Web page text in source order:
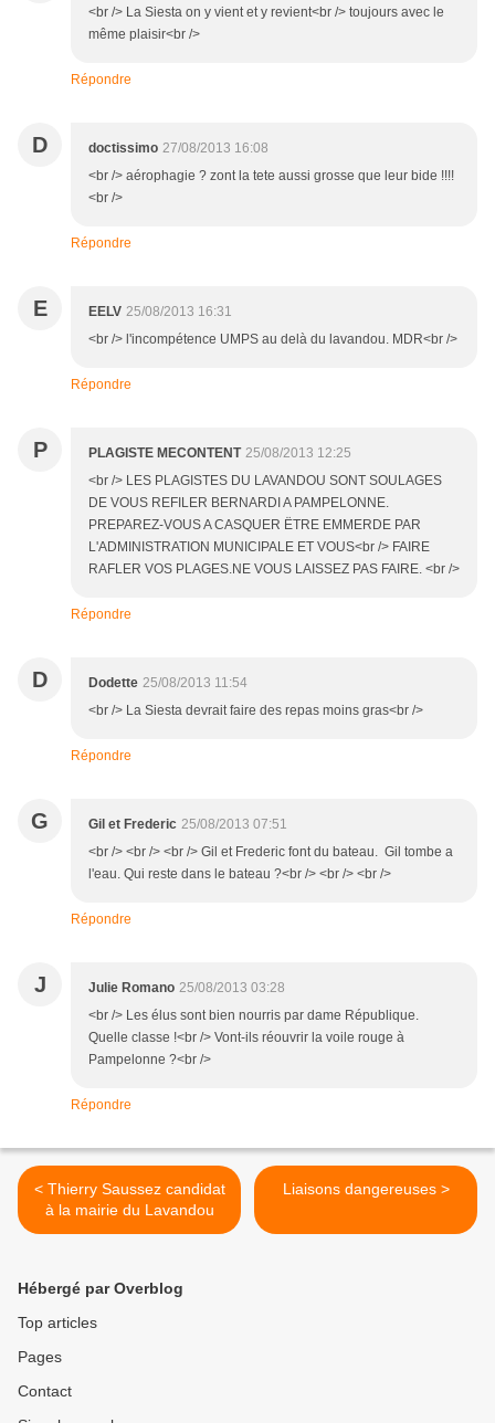
<br /> La Siesta on y vient et y revient<br /> toujours avec le
même plaisir<br />
Répondre
D doctissimo 27/08/2013 16:08
<br /> aérophagie ? zont la tete aussi grosse que leur bide !!!!
<br />
Répondre
E EELV 25/08/2013 16:31
<br /> l'incompétence UMPS au delà du lavandou. MDR<br />
Répondre
P PLAGISTE MECONTENT 25/08/2013 12:25
<br /> LES PLAGISTES DU LAVANDOU SONT SOULAGES
DE VOUS REFILER BERNARDI A PAMPELONNE.
PREPAREZ-VOUS A CASQUER ËTRE EMMERDE PAR
L'ADMINISTRATION MUNICIPALE ET VOUS<br /> FAIRE
RAFLER VOS PLAGES.NE VOUS LAISSEZ PAS FAIRE. <br />
Répondre
D Dodette 25/08/2013 11:54
<br /> La Siesta devrait faire des repas moins gras<br />
Répondre
G Gil et Frederic 25/08/2013 07:51
<br /> <br /> <br /> Gil et Frederic font du bateau. Gil tombe a
l'eau. Qui reste dans le bateau ?<br /> <br /> <br />
Répondre
J Julie Romano 25/08/2013 03:28
<br /> Les élus sont bien nourris par dame République.
Quelle classe !<br /> Vont-ils réouvrir la voile rouge à
Pampelonne ?<br />
Répondre
< Thierry Saussez candidat
à la mairie du Lavandou
Liaisons dangereuses >
Hébergé par Overblog
Top articles
Pages
Contact